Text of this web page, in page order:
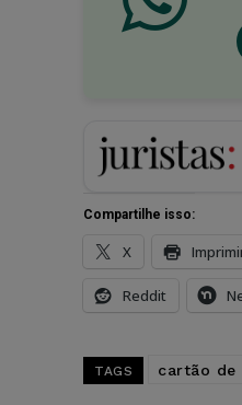
Compartilhe isso:
X
Reddit
TAGS cartão de